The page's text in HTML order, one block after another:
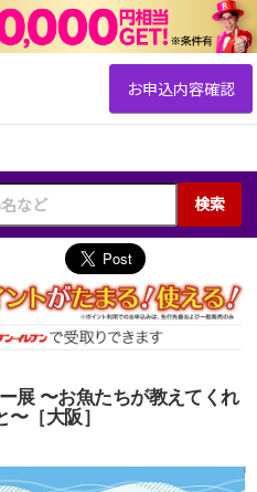
検索
展 〜お魚たちが教えてくれ
〜［大阪］